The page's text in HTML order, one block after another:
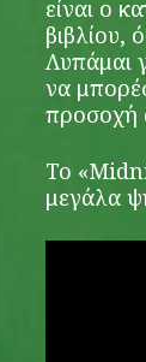
είναι ο
βιβλίου,
Λυπάμαι
να
προσοχή
Το
μεγάλα